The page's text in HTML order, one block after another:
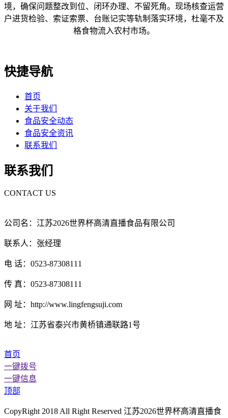
境，确保问题整改到位、闭环办理、不留死角。现场核查运营
户进货检验、索证索票、台账记实等轨制落实环境，杜毫不及
格食物流入农村市场。
快捷导航
首页
关于我们
食品安全动态
食品安全资讯
联系我们
联系我们
CONTACT US
公司名：江苏2026世界杯高清直播食品有限公司
联系人：张经理
电 话：0523-87308111
传 真：0523-87308111
网 址：http://www.lingfengsuji.com
地 址：江苏省泰兴市黄桥镇通联路1号
首页
一键拨号
一键信息
顶部
CopyRight 2018 All Right Reserved 江苏2026世界杯高清直播食